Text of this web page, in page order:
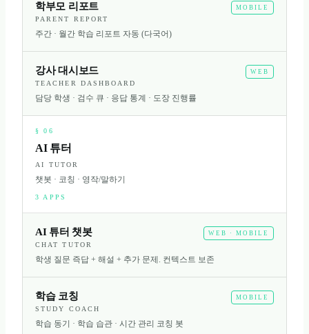
학부모 리포트
MOBILE
PARENT REPORT
주간 · 월간 학습 리포트 자동 (다국어)
강사 대시보드
WEB
TEACHER DASHBOARD
담당 학생 · 검수 큐 · 응답 통계 · 도장 진행률
§06
AI 튜터
AI TUTOR
챗봇 · 코칭 · 영작/말하기
3 APPS
AI 튜터 챗봇
WEB · MOBILE
CHAT TUTOR
학생 질문 즉답 + 해설 + 추가 문제. 컨텍스트 보존
학습 코칭
MOBILE
STUDY COACH
학습 동기 · 학습 습관 · 시간 관리 코칭 봇